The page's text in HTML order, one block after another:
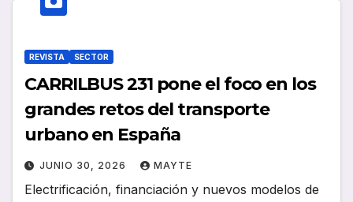
REVISTA SECTOR
CARRILBUS 231 pone el foco en los
grandes retos del transporte
urbano en España
JUNIO 30, 2026 MAYTE
Electrificación, financiación y nuevos modelos de